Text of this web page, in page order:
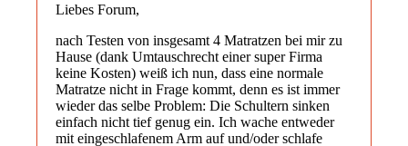
Liebes Forum,
nach Testen von insgesamt 4 Matratzen bei mir zu
Hause (dank Umtauschrecht einer super Firma
keine Kosten) weiß ich nun, dass eine normale
Matratze nicht in Frage kommt, denn es ist immer
wieder das selbe Problem: Die Schultern sinken
einfach nicht tief genug ein. Ich wache entweder
mit eingeschlafenem Arm auf und/oder schlafe